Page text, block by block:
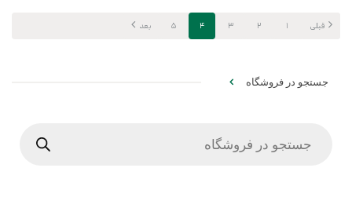
قبلی 1
2
3
4
5 بعد
جستجو در فروشگاه